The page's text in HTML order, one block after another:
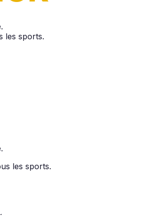
les sports.
les sports.